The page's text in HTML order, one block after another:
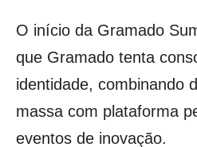
O início da Gramado
que Gramado tenta
identidade, combinando
massa com plataforma
eventos de inovação.